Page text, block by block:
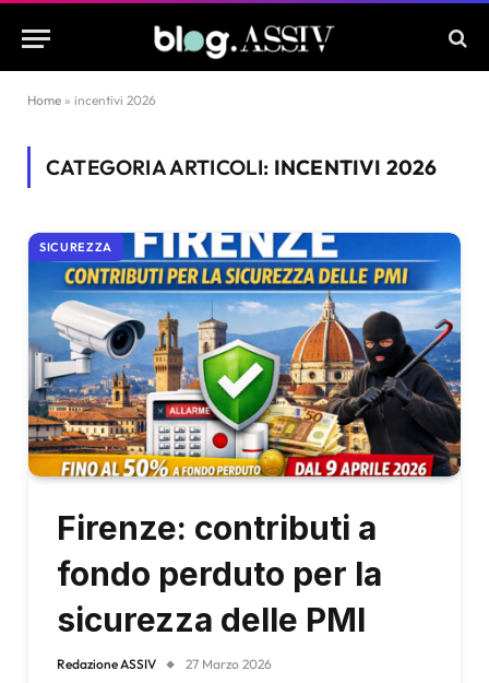
Home » incentivi 2026
CATEGORIA ARTICOLI: INCENTIVI 2026
SICUREZZA
Firenze: contributi a
fondo perduto per la
sicurezza delle PMI
Redazione ASSIV 27 Marzo 2026